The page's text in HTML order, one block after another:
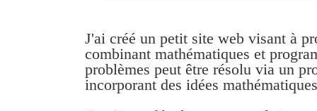
J'ai créé un petit site web visant à
combinant mathématiques et
problèmes peut être résolu via un
incorporant des idées